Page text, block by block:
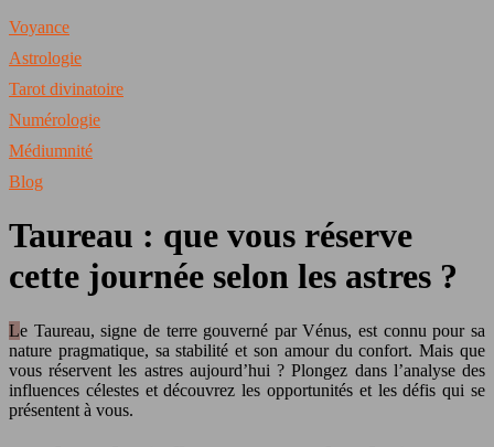
Voyance
Astrologie
Tarot divinatoire
Numérologie
Médiumnité
Blog
Taureau : que vous réserve
cette journée selon les astres ?
Le Taureau, signe de terre gouverné par Vénus, est connu pour sa
nature pragmatique, sa stabilité et son amour du confort. Mais que
vous réservent les astres aujourd’hui ? Plongez dans l’analyse des
influences célestes et découvrez les opportunités et les défis qui se
présentent à vous.